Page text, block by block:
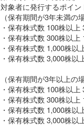
対象者に発行するポイン
（保有期間が3年未満の
・保有株式数 100株以
・保有株式数 300株以
・保有株式数 1,000株以
・保有株式数 3,000株以
（保有期間が3年以上の
・保有株式数 100株以
・保有株式数 300株以
・保有株式数 1,000株以
・保有株式数 3,000株以